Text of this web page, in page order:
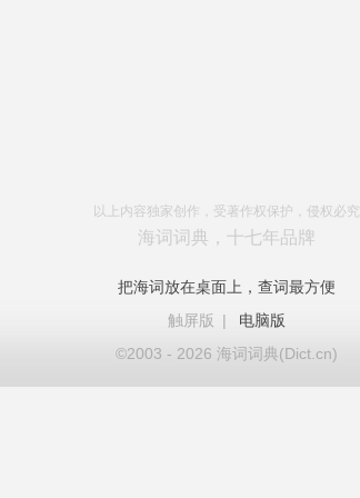
以上内容独家创作，受著作权保护，侵权必究
海词词典，十七年品牌
把海词放在桌面上，查词最方便
触屏版
|
电脑版
©2003 - 2026 海词词典(Dict.cn)